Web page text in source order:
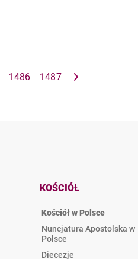
1486 1487
KOŚCIÓŁ
Kościół w Polsce
Nuncjatura Apostolska w
Polsce
Diecezje